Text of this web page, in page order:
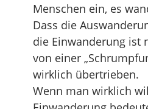
Menschen ein, es
Dass die
die Einwanderung ist
von einer
wirklich übertrieben.
Wenn man wirklich